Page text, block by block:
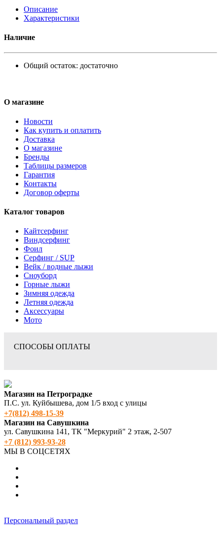
Описание
Характеристики
Наличие
Общий остаток: достаточно
О магазине
Новости
Как купить и оплатить
Доставка
О магазине
Бренды
Таблицы размеров
Гарантия
Контакты
Договор оферты
Каталог товаров
Кайтсерфинг
Виндсерфинг
Фоил
Серфинг / SUP
Вейк / водные лыжи
Сноуборд
Горные лыжи
Зимняя одежда
Летняя одежда
Аксессуары
Мото
СПОСОБЫ ОПЛАТЫ
Магазин на Петроградке
П.С. ул. Куйбышева, дом 1/5 вход с улицы
+7(812) 498‑15-39
Магазин на Савушкина
ул. Савушкина 141, ТК "Меркурий" 2 этаж, 2-507
+7 (812) 993-93-28
МЫ В СОЦСЕТЯХ
Персональный раздел